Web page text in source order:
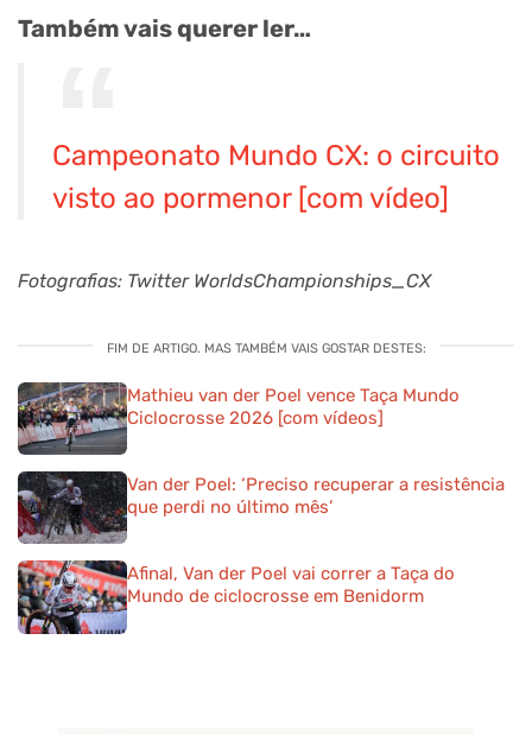
Também vais querer ler…
Campeonato Mundo CX: o circuito
visto ao pormenor [com vídeo]
Fotografias: Twitter WorldsChampionships_CX
FIM DE ARTIGO. MAS TAMBÉM VAIS GOSTAR DESTES:
Mathieu van der Poel vence Taça Mundo
Ciclocrosse 2026 [com vídeos]
Van der Poel: ‘Preciso recuperar a resistência
que perdi no último mês’
Afinal, Van der Poel vai correr a Taça do
Mundo de ciclocrosse em Benidorm